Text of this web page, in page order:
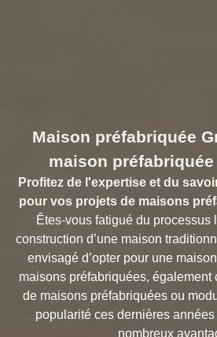
Maison
Maison préfabriquée
maison
Profitez de l'expertise et du
pour vos projets de maisons
Êtes-vous fatigué du processus
construction d’une maison
envisagé d’opter pour une
maisons préfabriquées, également
de maisons préfabriquées ou
popularité ces dernières
nombreux